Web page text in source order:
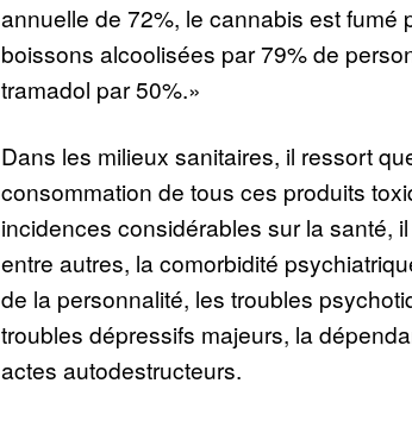
annuelle de 72%, le cannabis est fumé
boissons alcoolisées par 79% de
tramadol par 50%.»
Dans les milieux sanitaires, il ressort
consommation de tous ces produits
incidences considérables sur la santé,
entre autres, la comorbidité
de la personnalité, les troubles
troubles dépressifs majeurs, la
actes autodestructeurs.